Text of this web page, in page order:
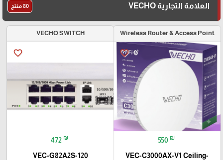
العلامة التجارية VECHO 80 منتج
Wireless Router & Access Point
favorite_border
550 ₪
VEC-C3000AX-V1 Ceiling-
VECHO SWITCH
favorite_border
472 ₪
VEC-G82A2S-120